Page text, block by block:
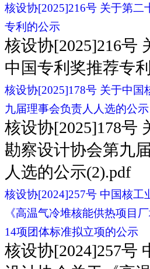
核设协[2025]216号 关于第二
专利的公示
核设协[2025]216号
中国专利奖推荐专
核设协[2025]178号 关于中国
九届理事会负责人人选的公示
核设协[2025]178号
勘察设计协会第九
人选的公示(2).pdf
核设协[2024]257号 中国核工
《高温气冷堆核能供热项目
14项团体标准拟立项的公示
核设协[2024]257号